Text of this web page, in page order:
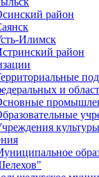
район
Илимск
район
и